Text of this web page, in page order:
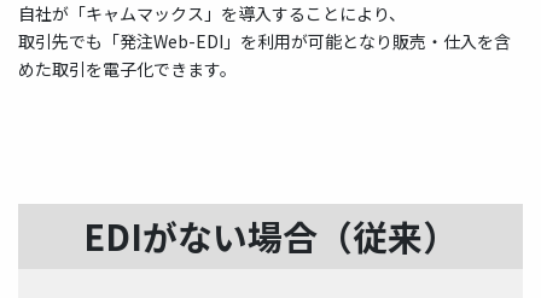
自社が「キャムマックス」を導入することにより、
取引先でも「発注Web-EDI」を利用が可能となり販売・仕入を含
めた取引を電子化できます。
EDIがない場合（従来）